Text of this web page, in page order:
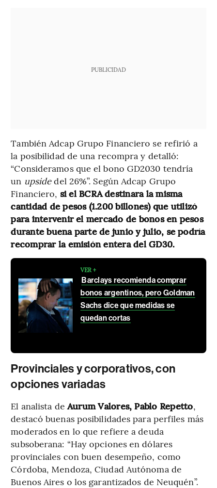
PUBLICIDAD
También Adcap Grupo Financiero se refirió a
la posibilidad de una recompra y detalló:
“Consideramos que el bono GD2030 tendría
un upsidedel 26%”. Según Adcap Grupo
Financiero, si el BCRA destinara la misma
cantidad de pesos (1.200 billones) que utilizó
para intervenir el mercado de bonos en pesos
durante buena parte de junio y julio, se podría
recomprar la emisión entera del GD30.
VER +
Barclays recomienda comprar
bonos argentinos, pero Goldman
Sachs dice que medidas se
quedan cortas
Provinciales y corporativos, con
opciones variadas
El analista deAurum Valores, Pablo Repetto,
destacó buenas posibilidades para perfiles más
moderados en lo que refiere a deuda
subsoberana: “Hay opciones en dólares
provinciales con buen desempeño, como
Córdoba, Mendoza, Ciudad Autónoma de
Buenos Aires o los garantizados de Neuquén”.